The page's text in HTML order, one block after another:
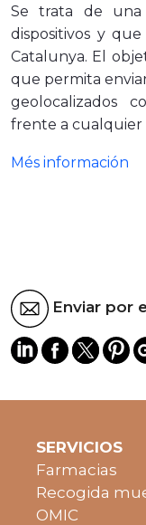
Se trata de
dispositivos y
Catalunya. El
que permita
geolocalizados
frente a cualquier
Més información
Enviar por
SERVICIOS
Farmacias
Recogida
OMIC